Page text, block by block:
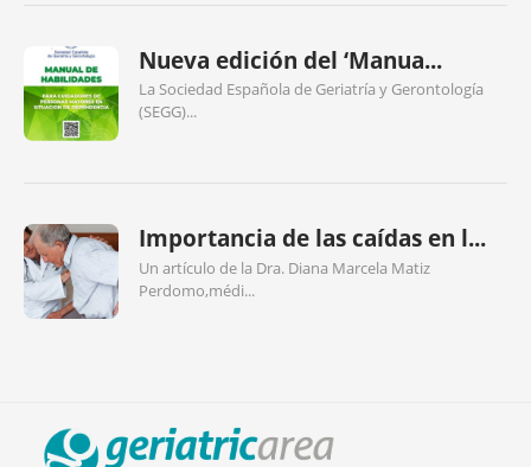
Nueva edición del ‘Manua...
La Sociedad Española de Geriatría y Gerontología
(SEGG)...
Importancia de las caídas en l...
Un artículo de la Dra. Diana Marcela Matiz
Perdomo,médi...